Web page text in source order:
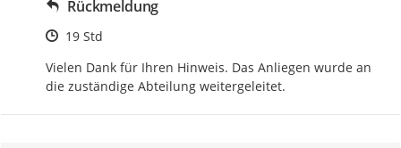
Rückmeldung
Zeitpunkt des Erstellens
19 Std
Vielen Dank für Ihren Hinweis. Das Anliegen wurde an
die zuständige Abteilung weitergeleitet.